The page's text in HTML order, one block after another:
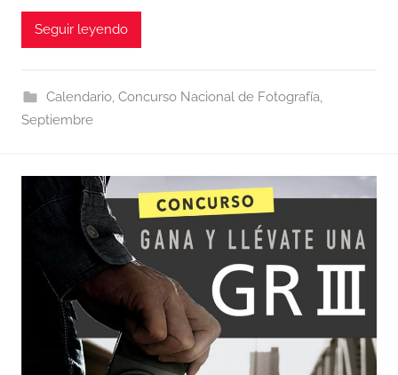
Seguir leyendo
Calendario, Concurso Nacional de Fotografía,
Septiembre